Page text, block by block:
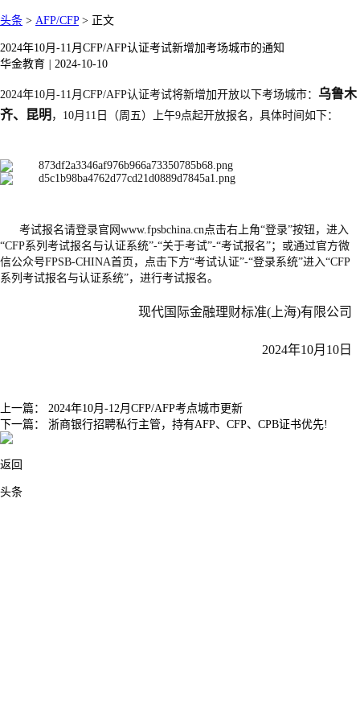
头条 > AFP/CFP> 正文
2024年10月-11月CFP/AFP认证考试新增加考场城市的通知
华金教育
2024-10-10
2024年10月-11月CFP/AFP认证考试将新增加开放以下考场城市： 乌鲁木
齐、昆明 ， 10月 11 日（周 五）上午9点起开放报名 ， 具体时间如下：
考试报名请登录官网 www.fpsbchina.cn点击右上角“登录”按钮，进入
“CFP系列考试报名与认证系统”-“关于考试”-“考试报名”；或通过官方微
信公众号FPSB-CHINA首页，点击下方“考试认证”-“登录系统”进入“CFP
系列考试报名与认证系统”，进行考试报名。
现代国际金融理财标准(上海)有限公司
2024年10月 10 日
上一篇： 2024年10月-12月CFP/AFP考点城市更新
下一篇： 浙商银行招聘私行主管，持有AFP、CFP、CPB证书优先!
返回
头条